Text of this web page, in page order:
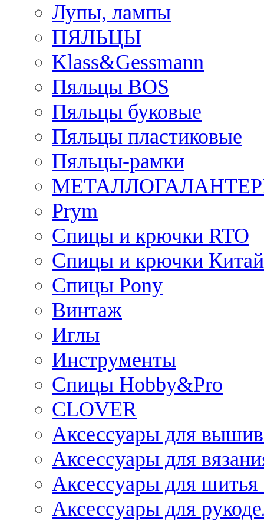
Лупы, лампы
ПЯЛЬЦЫ
Klass&Gessmann
Пяльцы BOS
Пяльцы буковые
Пяльцы пластиковые
Пяльцы-рамки
Prym
Спицы и крючки RTO
Спицы и крючки Китай
Спицы Pony
Винтаж
Иглы
Инструменты
Спицы Hobby&Pro
CLOVER
Аксессуары для
Аксессуары для
Аксессуары для
Аксессуары для